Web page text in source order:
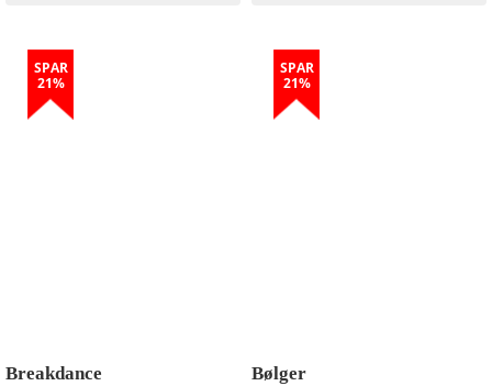
SPAR
21%
Breakdance
SPAR
21%
Bølger